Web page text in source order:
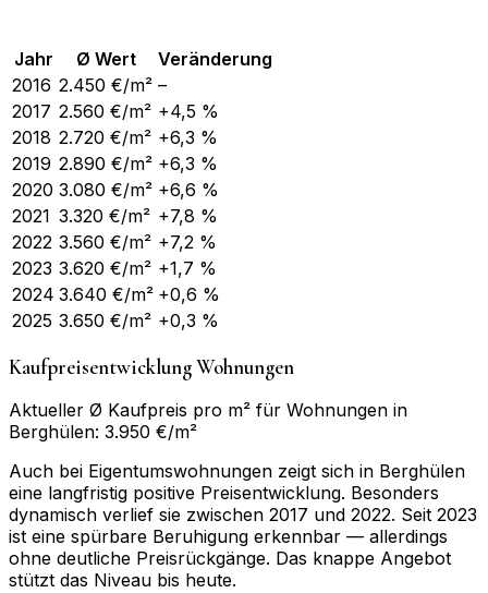
Jahr Ø Wert
Veränderung
2016 2.450 €/m² –
2017 2.560 €/m² +4,5 %
2018 2.720 €/m² +6,3 %
2019 2.890 €/m² +6,3 %
2020 3.080 €/m² +6,6 %
2021 3.320 €/m² +7,8 %
2022 3.560 €/m² +7,2 %
2023 3.620 €/m² +1,7 %
2024 3.640 €/m² +0,6 %
2025 3.650 €/m² +0,3 %
Kaufpreisentwicklung Wohnungen
Aktueller Ø Kaufpreis pro m² für Wohnungen in
Berghülen: 3.950 €/m²
Auch bei Eigentumswohnungen zeigt sich in Berghülen
eine langfristig positive Preisentwicklung. Besonders
dynamisch verlief sie zwischen 2017 und 2022. Seit 2023
ist eine spürbare Beruhigung erkennbar — allerdings
ohne deutliche Preisrückgänge. Das knappe Angebot
stützt das Niveau bis heute.